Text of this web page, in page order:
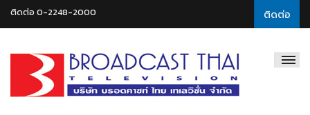
ติดต่อ
ติดต่อ 0-2248-2000